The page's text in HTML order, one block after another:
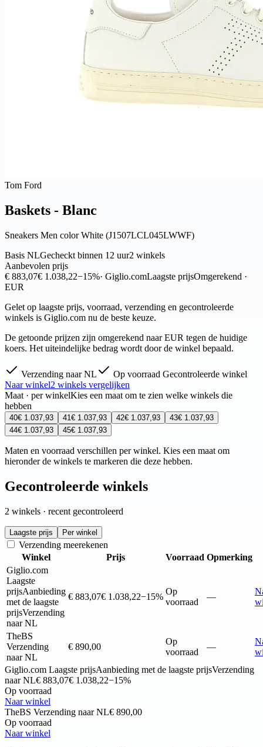
Tom Ford
Baskets - Blanc
Sneakers Men color White (J1507LCL045LWWF)
Basis NLGecheckt binnen 12 uur2 winkels
Aanbevolen prijs
€ 883,07€ 1.038,22−15%· Giglio.comLaagste prijsOmgerekend ·
EUR
Gelet op laagste prijs, voorraad, verzending en gecontroleerde
winkels is Giglio.com nu de beste keuze.
De getoonde prijzen zijn omgerekend naar EUR tegen de huidige
koers. Het uiteindelijke bedrag wordt door de winkel bepaald.
Verzending naar NL Op voorraad Gecontroleerde winkel
Naar winkel2 winkels vergelijken
Maat · per winkelKies een maat om te zien welke winkels die
hebben
40€ 1.037,93 41 € 1.037,93 42€ 1.037,93 43€ 1.037,93
44€ 1.037,93 45€ 1.037,93
Maten en voorraad verschillen per winkel. Kies een maat om
hieronder de winkels te markeren die deze hebben.
Gecontroleerde winkels
2 winkels · recent gecontroleerd
Laagste prijs Per winkel
Verzending meerekenen
Winkel
Prijs Voorraad Opmerking
Giglio.com
Laagste
prijsAanbieding
met de laagste
prijsVerzending
naar NL
€ 883,07€ 1.038,22−15%
Op
voorraad
—
TheBS
Verzending
naar NL
€ 890,00
Op
voorraad
—
Giglio.com Laagste prijsAanbieding met de laagste prijsVerzending
naar NL€ 883,07€ 1.038,22−15%
Op voorraad
Naar winkel
TheBS Verzending naar NL€ 890,00
Op voorraad
Naar winkel